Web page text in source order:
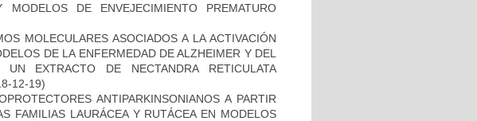
MODELOS DE ENVEJECIMIENTO PREMATURO
MOLECULARES ASOCIADOS A LA ACTIVACIÓN
DE LA ENFERMEDAD DE ALZHEIMER Y DEL
UN EXTRACTO DE NECTANDRA RETICULATA
12-19)
ANTIPARKINSONIANOS A PARTIR
FAMILIAS LAURÁCEA Y RUTÁCEA EN MODELOS